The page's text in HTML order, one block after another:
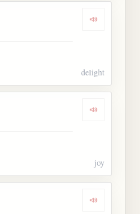
Dengarkan
delight
Dengarkan
joy
Dengarkan